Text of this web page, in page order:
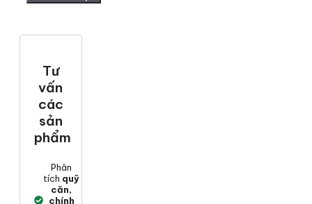
Tư
vấn
các
sản
phẩm
Phân
tích quỹ
căn,
chính